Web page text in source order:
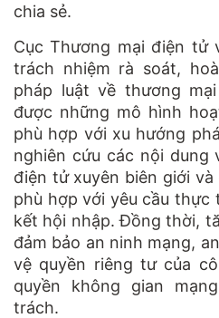
chia sẻ.
Cục Thương mại điện tử
trách nhiệm rà soát,
pháp luật về thương
được những mô hình
phù hợp với xu hướng
nghiên cứu các nội dung
điện tử xuyên biên giới
phù hợp với yêu cầu thực
kết hội nhập. Đồng thời,
đảm bảo an ninh mạng,
vệ quyền riêng tư của
quyền không gian
trách.